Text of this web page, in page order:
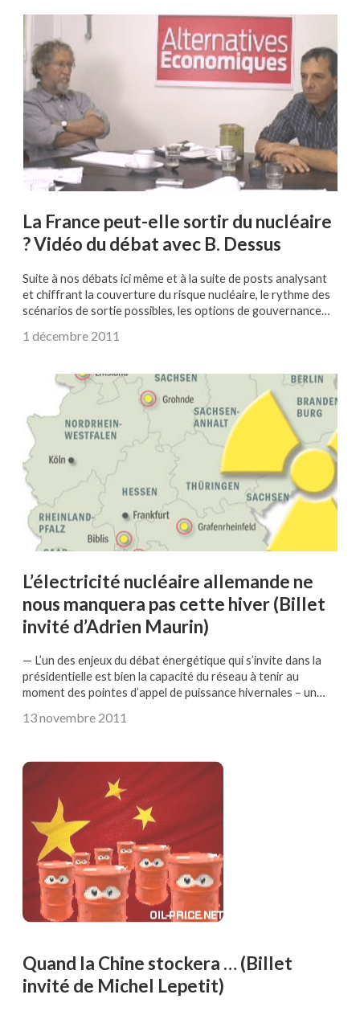
La France peut-elle sortir du nucléaire
? Vidéo du débat avec B. Dessus
Suite à nos débats ici même et à la suite de posts analysant
et chiffrant la couverture du risque nucléaire, le rythme des
scénarios de sortie possibles, les options de gouvernance…
1 décembre 2011
L’électricité nucléaire allemande ne
nous manquera pas cette hiver (Billet
invité d’Adrien Maurin)
— L’un des enjeux du débat énergétique qui s’invite dans la
présidentielle est bien la capacité du réseau à tenir au
moment des pointes d’appel de puissance hivernales – un…
13 novembre 2011
Quand la Chine stockera … (Billet
invité de Michel Lepetit)